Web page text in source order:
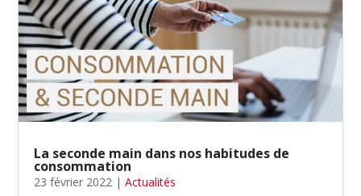
La seconde main dans nos habitudes de
consommation
23 février 2022 |Actualités